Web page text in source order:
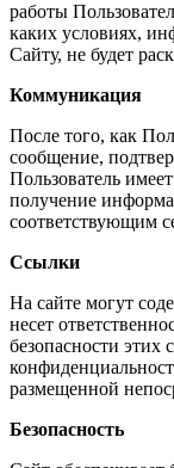
работы
каких условиях,
Сайту, не будет
Коммуникация
После того, как
сообщение,
Пользователь
получение
соответствующим
Ссылки
На сайте могут
несет
безопасности этих
размещенной
Безопасность